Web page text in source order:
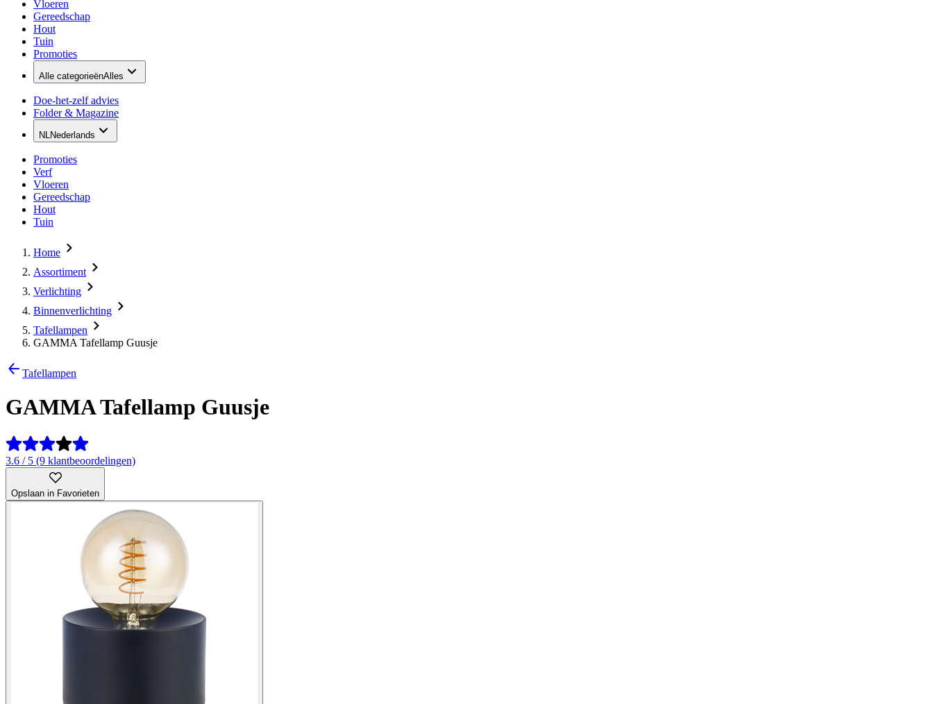
Vloeren
Gereedschap
Hout
Tuin
Promoties
Alle categorieënAlles
Doe-het-zelf advies
Folder & Magazine
NLNederlands
Promoties
Verf
Vloeren
Gereedschap
Hout
Tuin
Home
Assortiment
Verlichting
Binnenverlichting
Tafellampen
GAMMA Tafellamp Guusje
Tafellampen
GAMMA Tafellamp Guusje
3.6 / 5 (9 klantbeoordelingen)
Opslaan in Favorieten